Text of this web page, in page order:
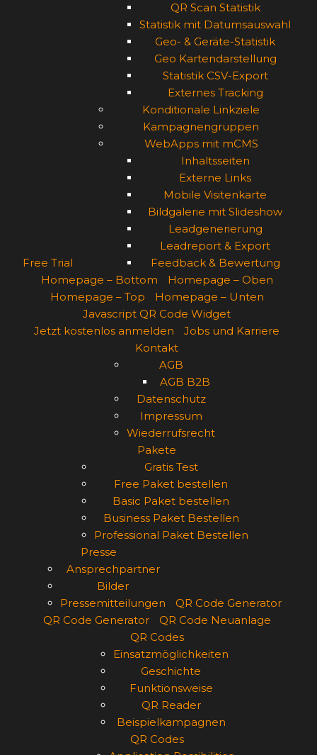
Free Trial
QR Scan Statistik
Statistik mit Datumsauswahl
Geo- & Geräte-Statistik
Geo Kartendarstellung
Statistik CSV-Export
Externes Tracking
Konditionale Linkziele
Kampagnengruppen
WebApps mit mCMS
Inhaltsseiten
Externe Links
Mobile Visitenkarte
Bildgalerie mit Slideshow
Leadgenerierung
Leadreport & Export
Feedback & Bewertung
Homepage – Bottom
Homepage – Oben
Homepage – Top
Homepage – Unten
Javascript QR Code Widget
Jetzt kostenlos anmelden
Jobs und Karriere
Kontakt
AGB
AGB B2B
Datenschutz
Impressum
Wiederrufsrecht
Pakete
Gratis Test
Free Paket bestellen
Basic Paket bestellen
Business Paket Bestellen
Professional Paket Bestellen
Presse
Ansprechpartner
Bilder
Pressemitteilungen
QR Code Generator
QR Code Generator
QR Code Neuanlage
QR Codes
Einsatzmöglichkeiten
Geschichte
Funktionsweise
QR Reader
Beispielkampagnen
QR Codes